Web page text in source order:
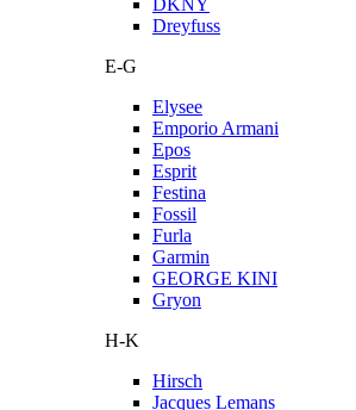
DKNY
Dreyfuss
E-G
Elysee
Emporio Armani
Epos
Esprit
Festina
Fossil
Furla
Garmin
GEORGE KINI
Gryon
H-K
Hirsch
Jacques Lemans